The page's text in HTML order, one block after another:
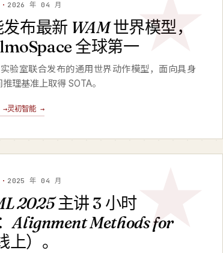
2026 年 04 月
布最新 WAM世界模型，
全球第一
验室联合发布的通用世界动作模型，面向具身
理基准上取得 SOTA。
→灵初智能 →
2025 年 04 月
2025主讲 3 小时
Alignment Methods for
上）。